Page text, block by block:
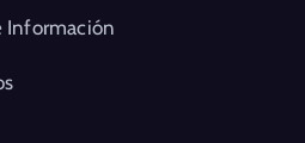
Información